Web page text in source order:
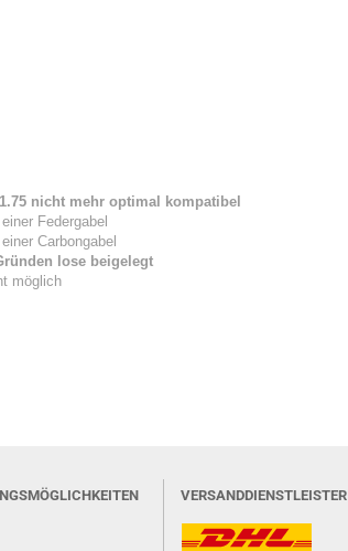
nicht mehr optimal kompatibel
Federgabel
Carbongabel
lose beigelegt
möglich
VERSANDDIENSTLEISTER